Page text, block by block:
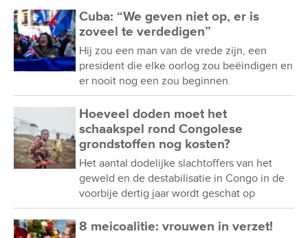
Cuba: “We geven niet op, er is
zoveel te verdedigen”
Hij zou een man van de vrede zijn, een
president die elke oorlog zou beëindigen en
er nooit nog een zou beginnen.
Hoeveel doden moet het
schaakspel rond Congolese
grondstoffen nog kosten?
Het aantal dodelijke slachtoffers van het
geweld en de destabilisatie in Congo in de
voorbije dertig jaar wordt geschat op
8 meicoalitie: vrouwen in verzet!